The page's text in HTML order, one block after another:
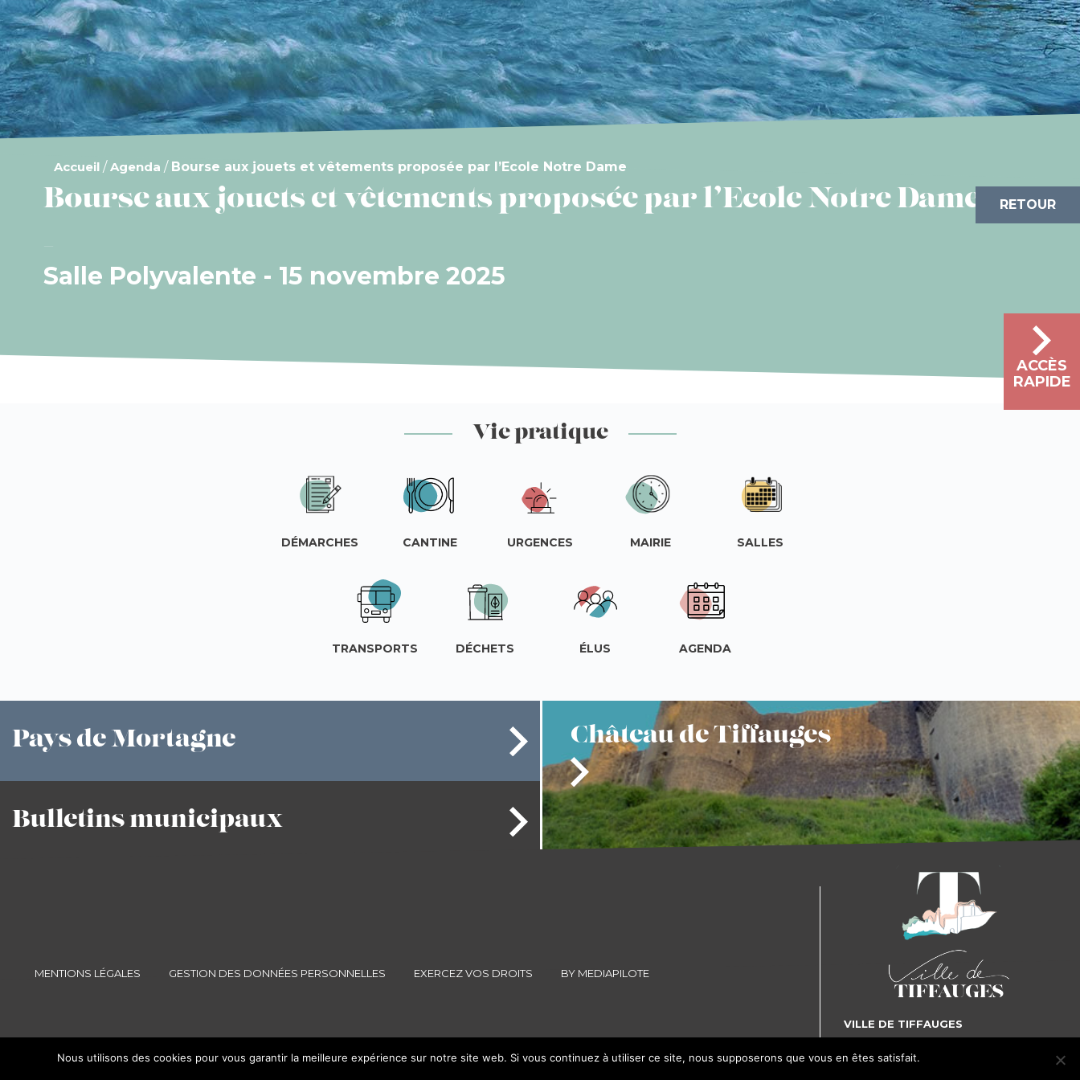
ACCÈS
RAPIDE
Accueil /Agenda / Bourse aux jouets et vêtements proposée par l’Ecole Notre Dame
RETOUR
Bourse aux jouets et vêtements proposée par l’Ecole Notre Dame
Salle Polyvalente - 15 novembre 2025
Vie pratique
DÉMARCHES CANTINE URGENCES MAIRIE SALLES
TRANSPORTS DÉCHETS ÉLUS AGENDA
Pays de Mortagne
Bulletinsmunicipaux
Châteaude Tiffauges
MENTIONS LÉGALES GESTION DES DONNÉES PERSONNELLES EXERCEZ VOS DROITS BY MEDIAPILOTE
VILLE DE TIFFAUGES
5, place Gilles de Rais - 85130 TIFFAUGES
Nous utilisons des cookies pour vous garantir la meilleure expérience sur notre site web. Si vous continuez à utiliser ce site, nous supposerons que vous en êtes satisfait.